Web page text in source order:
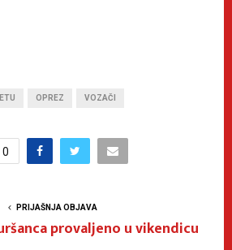
OPREZ VOZAČI
0
PRIJAŠNJA OBJAVA
provaljeno u vikendicu